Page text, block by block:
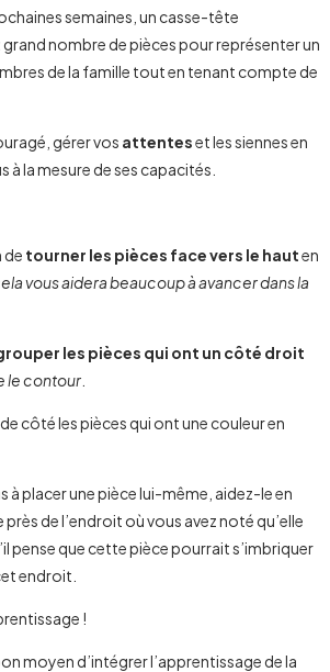
semaines, un casse-tête
nombre de pièces pour représenter un
de la famille tout en tenant compte de
gérer vos attenteset les siennes en
à la mesure de ses capacités.
de tourner les pièces face vers le hauten
vous aidera beaucoup à avancer dans la
les pièces qui ont un côté droit
le contour
côté les pièces qui ont une couleur en
à placer une pièce lui-même, aidez-le en
de l’endroit où vous avez noté qu’elle
pense que cette pièce pourrait s’imbriquer
endroit.
!
moyen d’intégrer l’apprentissage de la